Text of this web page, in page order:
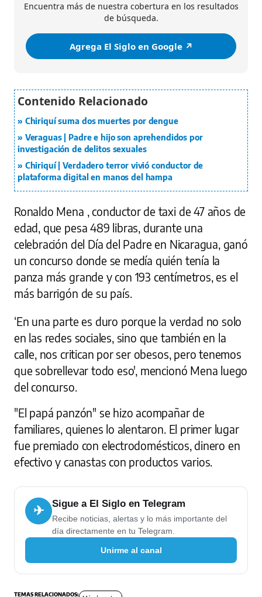
Encuentra más de nuestra cobertura en los resultados
de búsqueda.
Agrega El Siglo en Google ↗️
Chiriquí suma dos muertes por dengue
Veraguas | Padre e hijo son aprehendidos por
investigación de delitos sexuales
Chiriquí | Verdadero terror vivió conductor de
plataforma digital en manos del hampa
Ronaldo Mena , conductor de taxi de 47 años de
edad, que pesa 489 libras, durante una
celebración del Día del Padre en Nicaragua, ganó
un concurso donde se medía quién tenía la
panza más grande y con 193 centímetros, es el
más barrigón de su país.
‘En una parte es duro porque la verdad no solo
en las redes sociales, sino que también en la
calle, nos critican por ser obesos, pero tenemos
que sobrellevar todo eso', mencionó Mena luego
del concurso.
"El papá panzón" se hizo acompañar de
familiares, quienes lo alentaron. El primer lugar
fue premiado con electrodomésticos, dinero en
efectivo y canastas con productos varios.
✈ Sigue a El Siglo en Telegram
Recibe noticias, alertas y lo más importante del
día directamente en tu Telegram.
Unirme al canal